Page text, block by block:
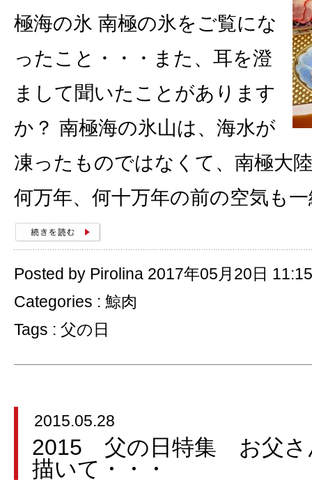
極海の氷 南極の氷をご覧にな
ったこと・・・また、耳を澄
まして聞いたことがあります
か？ 南極海の氷山は、海水が
凍ったものではなくて、南極大
何万年、何十万年の前の空気も
Posted by Pirolina 2017年05月20日 11:15
Categories : 鯨肉
Tags : 父の日
2015.05.28
2015 父の日特集 お父さ
描いて・・・